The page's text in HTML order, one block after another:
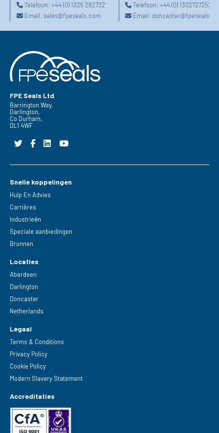
Telefoon: +44 (0) 1325 282732
Email: sales@fpeseals.com
Telefoon:+44 (0) 1302727252
Email:
FPE Seals Ltd
Barrington Way,
Darlington,
Co Durham,
DL1 4WF
Snelle koppelingen
Hulp En Advies
Carrières
Industrieën
Speciale aanbiedingen
Bronnen
Locaties
Aberdeen
Darlington
Doncaster
Netherlands
Legaal
Terms & Conditions
Privacy Policy
Cookie Policy
Modern Slavery Statement
Accreditaties